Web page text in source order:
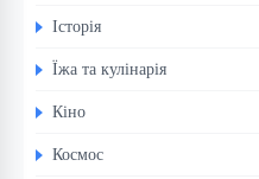
Історія
Їжа та кулінарія
Кіно
Космос